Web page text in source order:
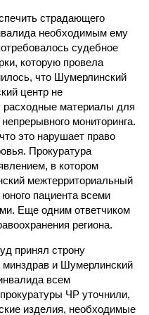
страдающего
необходимым ему
судебное
которую провела
что Шумерлинский
центр не
расходные материалы для
мониторинга.
это нарушает право
Прокуратура
в котором
межтерриториальный
пациента всеми
Еще одним ответчиком
региона.
принял строну
минздрав и Шумерлинский
всем
ЧР уточнили,
изделия, необходимые